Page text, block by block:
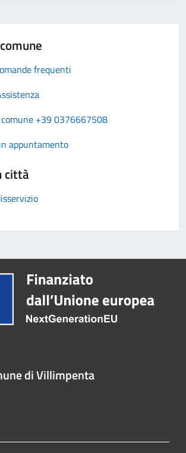
frequenti
+39 0376667508
appuntamento
città
di Villimpenta